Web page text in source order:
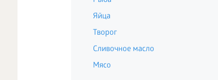
Яйца
Творог
Сливочное масло
Мясо